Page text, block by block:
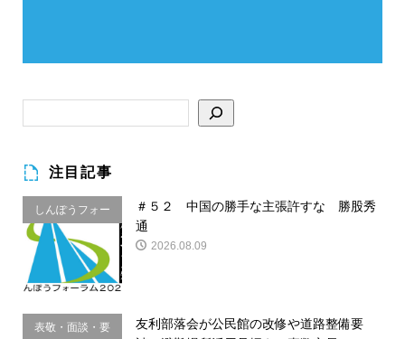
注目記事
しんぽうフォー
ラム
＃５２ 中国の勝手な主張許すな 勝股秀
通
2026.08.09
表敬・面談・要
友利部落会が公民館の改修や道路整備要